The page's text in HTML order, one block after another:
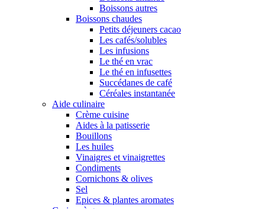
Boissons autres
Boissons chaudes
Petits déjeuners cacao
Les cafés/solubles
Les infusions
Le thé en vrac
Le thé en infusettes
Succédanes de café
Céréales instantanée
Aide culinaire
Crème cuisine
Aides à la patisserie
Bouillons
Les huiles
Vinaigres et vinaigrettes
Condiments
Cornichons & olives
Sel
Epices & plantes aromates